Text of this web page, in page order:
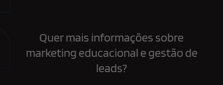
Quer mais informações sobre
marketing educacional e gestão de
leads?